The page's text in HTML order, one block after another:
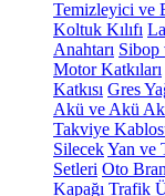
Temizleyici ve
Koltuk Kılıfı
Anahtarı Sibop
Motor Katkıları
Katkısı Gres
Akü ve Akü
Takviye
SilecekYan ve
Setleri Oto
Kapağı Trafik